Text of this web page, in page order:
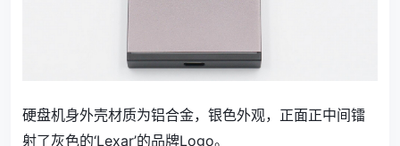
硬盘机身外壳材质为铝合金，银色外观，正面正中间镭
射了灰色的‘Lexar’的品牌Logo。